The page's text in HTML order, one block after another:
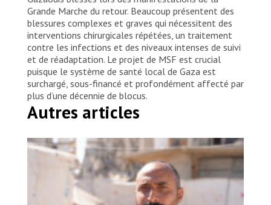
Grande Marche du retour. Beaucoup présentent des
blessures complexes et graves qui nécessitent des
interventions chirurgicales répétées, un traitement
contre les infections et des niveaux intenses de suivi
et de réadaptation. Le projet de MSF est crucial
puisque le système de santé local de Gaza est
surchargé, sous-financé et profondément affecté par
plus d’une décennie de blocus.
Autres articles